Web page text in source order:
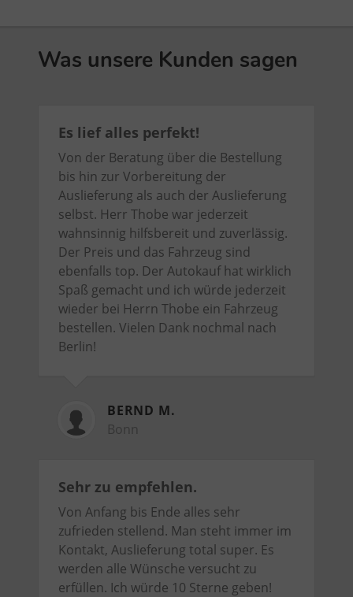
Was unsere Kunden sagen
Es lief alles perfekt!
Von der Beratung über die Bestellung
bis hin zur Vorbereitung der
Auslieferung als auch der Auslieferung
selbst. Herr Thobe war jederzeit
wahnsinnig hilfsbereit und zuverlässig.
Der Preis und das Fahrzeug sind
ebenfalls top. Der Autokauf hat wirklich
Spaß gemacht und ich würde jederzeit
wieder bei Herrn Thobe ein Fahrzeug
bestellen. Vielen Dank nochmal nach
Berlin!
BERND M.
Bonn
Sehr zu empfehlen.
Von Anfang bis Ende alles sehr
zufrieden stellend. Man steht immer im
Kontakt, Auslieferung total super. Es
werden alle Wünsche versucht zu
erfüllen. Ich würde 10 Sterne geben!